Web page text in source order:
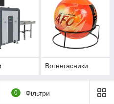
Вогнегасники
0 Фільтри